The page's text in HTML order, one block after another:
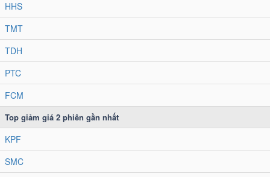
HHS
TMT
TDH
PTC
FCM
Top giảm giá 2 phiên gần nhất
KPF
SMC